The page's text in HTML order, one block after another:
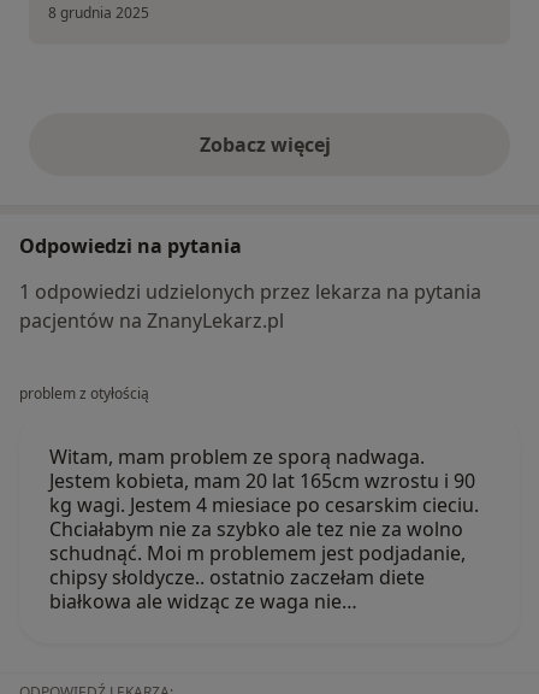
8 grudnia 2025
Zobacz więcejopinie powyżej
Odpowiedzi na pytania
1 odpowiedzi udzielonych przez lekarza na pytania
pacjentów na ZnanyLekarz.pl
problem z otyłością
Witam, mam problem ze sporą nadwaga.
Jestem kobieta, mam 20 lat 165cm wzrostu i 90
kg wagi. Jestem 4 miesiace po cesarskim cieciu.
Chciałabym nie za szybko ale tez nie za wolno
schudnąć. Moi m problemem jest podjadanie,
chipsy słoldycze.. ostatnio zaczełam diete
białkowa ale widząc ze waga nie…